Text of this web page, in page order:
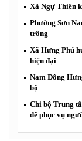
Xã Ngự Thiên
Phường Sơn
trồng
Xã Hưng Phú
hiện đại
Nam Đông
bộ
Chi bộ Trung
để phục vụ